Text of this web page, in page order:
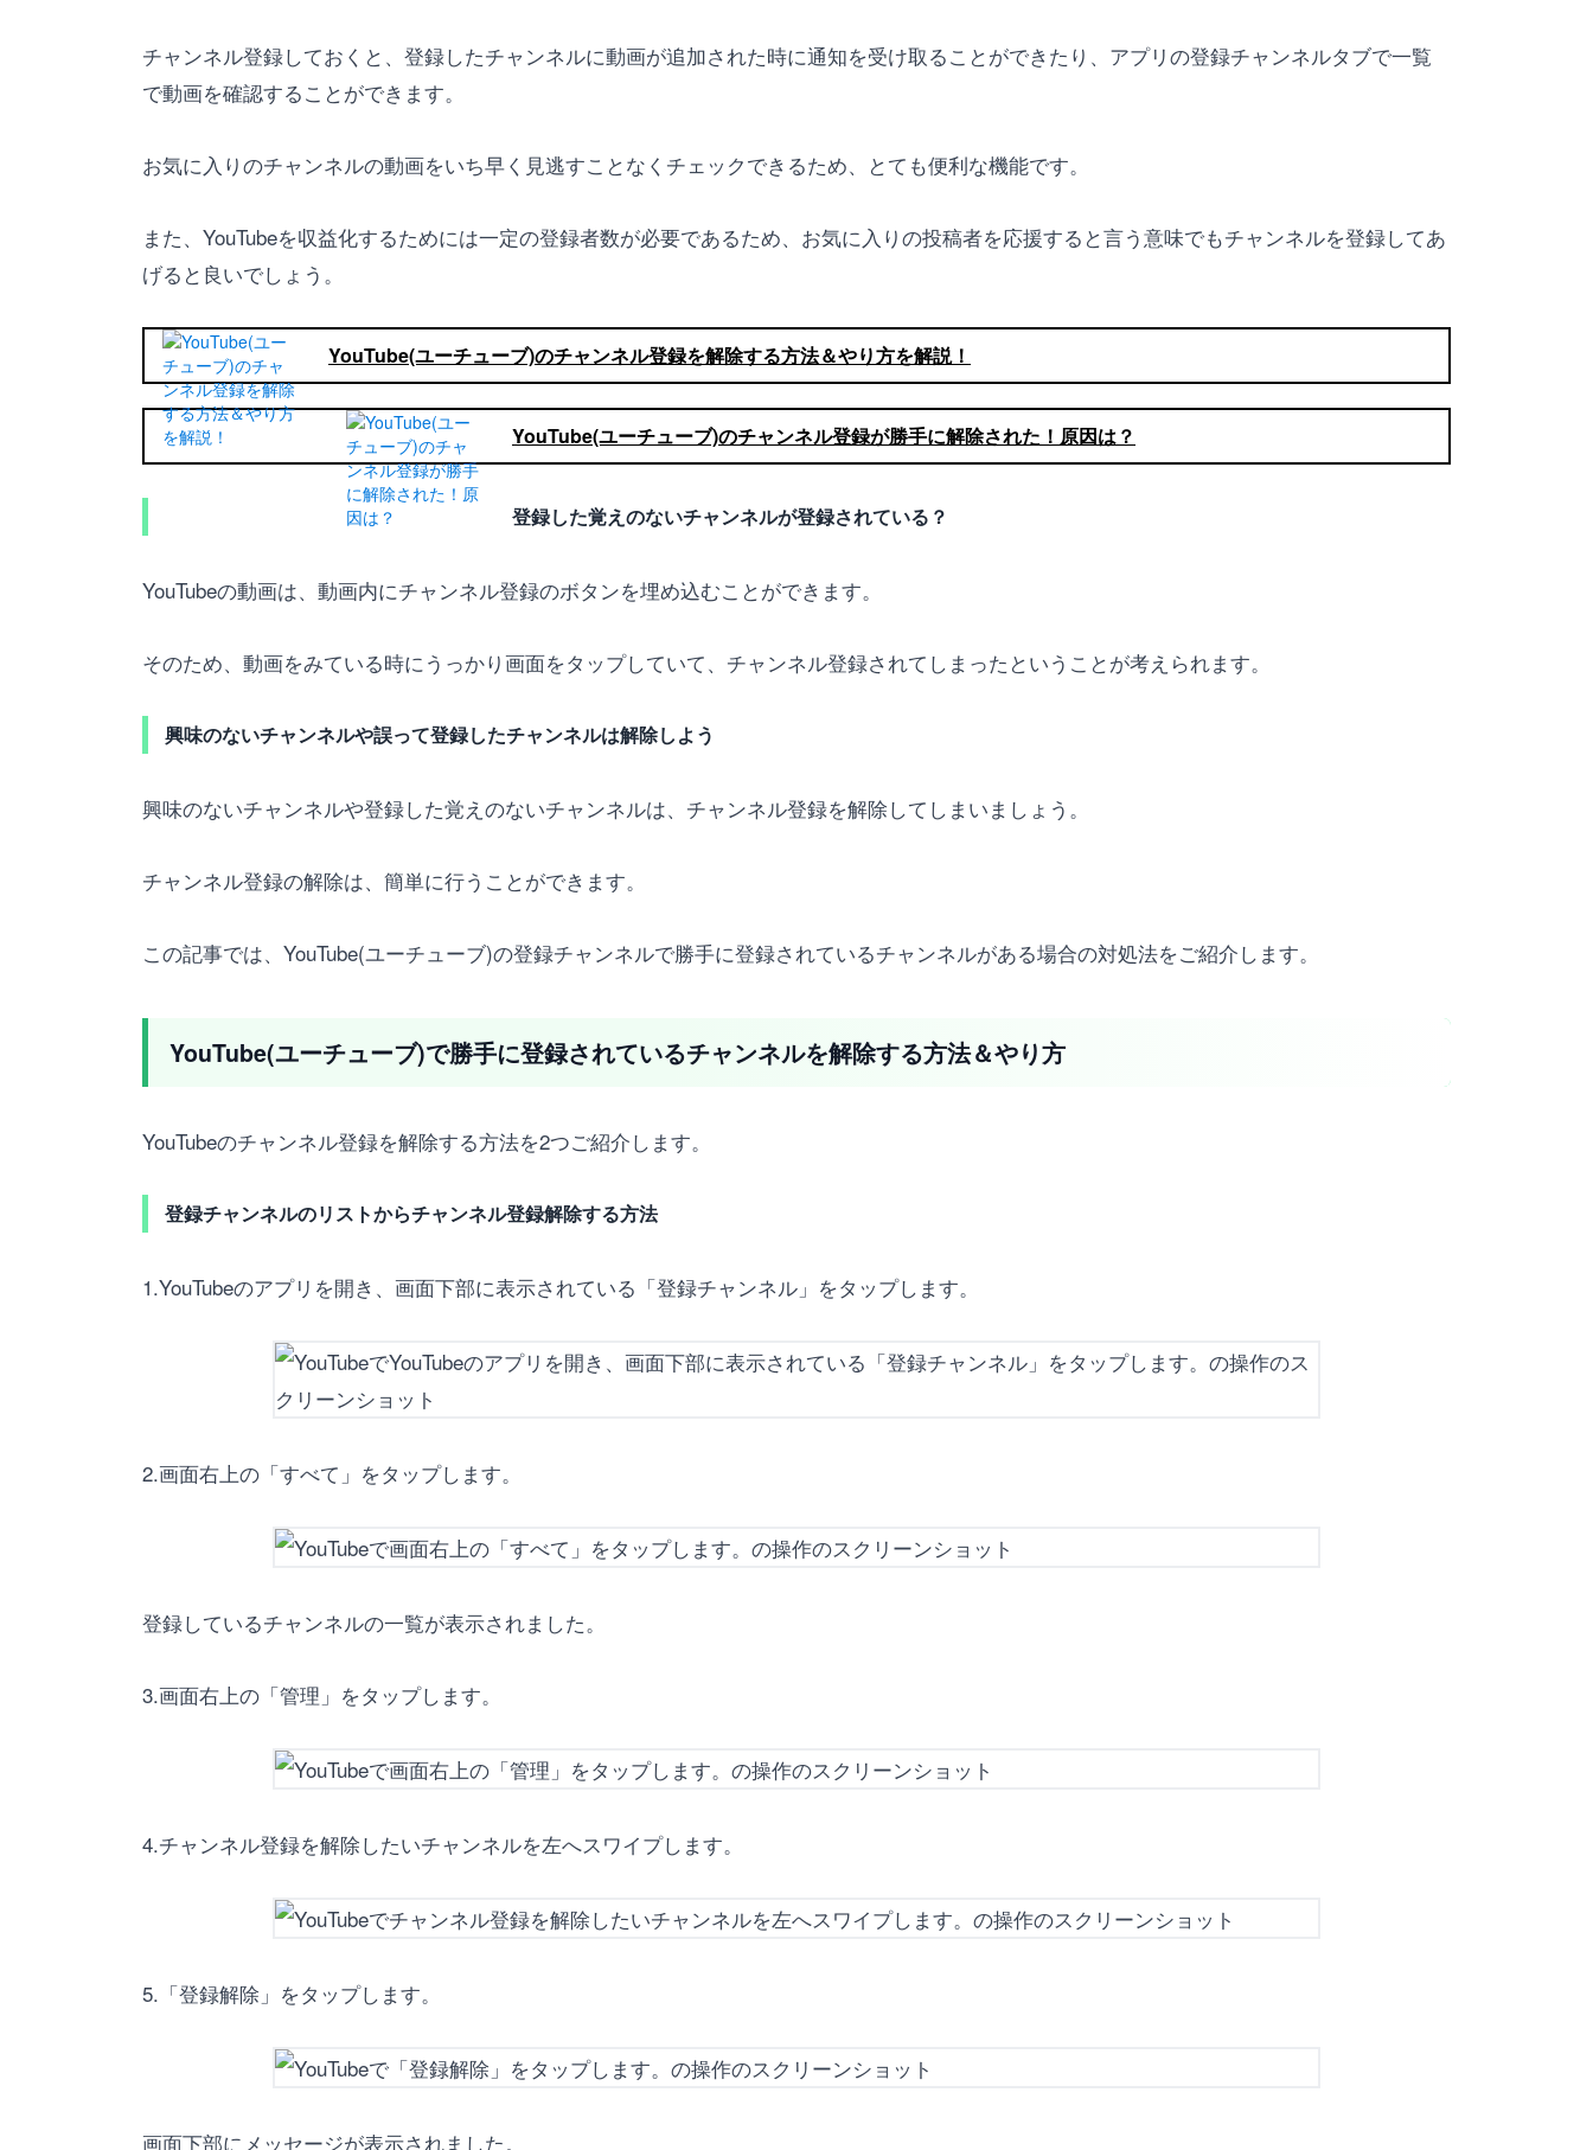
チャンネル登録しておくと、登録したチャンネルに動画が追加された時に通知を受け取ることができたり、アプリの登録チャンネルタブで一覧
で動画を確認することができます。
お気に入りのチャンネルの動画をいち早く見逃すことなくチェックできるため、とても便利な機能です。
また、YouTubeを収益化するためには一定の登録者数が必要であるため、お気に入りの投稿者を応援すると言う意味でもチャンネルを登録してあ
げると良いでしょう。
YouTube(ユーチューブ)のチャンネル登録を解除する方法＆やり方を解説！
YouTube(ユーチューブ)のチャンネル登録が勝手に解除された！原因は？
登録した覚えのないチャンネルが登録されている？
YouTubeの動画は、動画内にチャンネル登録のボタンを埋め込むことができます。
そのため、動画をみている時にうっかり画面をタップしていて、チャンネル登録されてしまったということが考えられます。
興味のないチャンネルや誤って登録したチャンネルは解除しよう
興味のないチャンネルや登録した覚えのないチャンネルは、チャンネル登録を解除してしまいましょう。
チャンネル登録の解除は、簡単に行うことができます。
この記事では、YouTube(ユーチューブ)の登録チャンネルで勝手に登録されているチャンネルがある場合の対処法をご紹介します。
YouTube(ユーチューブ)で勝手に登録されているチャンネルを解除する方法＆やり方
YouTubeのチャンネル登録を解除する方法を2つご紹介します。
登録チャンネルのリストからチャンネル登録解除する方法
1.YouTubeのアプリを開き、画面下部に表示されている「登録チャンネル」をタップします。
2.画面右上の「すべて」をタップします。
登録しているチャンネルの一覧が表示されました。
3.画面右上の「管理」をタップします。
4.チャンネル登録を解除したいチャンネルを左へスワイプします。
5.「登録解除」をタップします。
画面下部にメッセージが表示されました。